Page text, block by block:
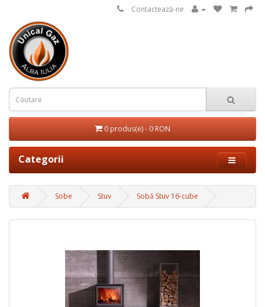
Contactează-ne
0 produs(e) - 0 RON
Categorii
Sobe Stuv Sobă Stuv 16-cube